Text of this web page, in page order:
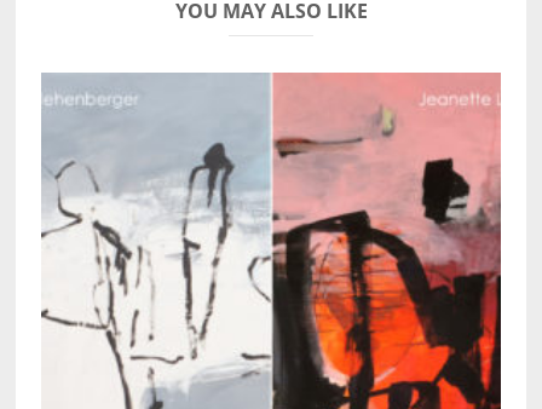
YOU MAY ALSO LIKE